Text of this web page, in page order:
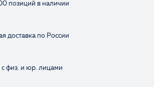
позиций в наличии
доставка по России
физ. и юр. лицами